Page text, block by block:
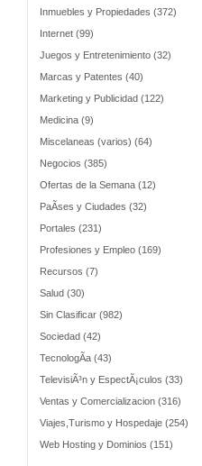
Inmuebles y Propiedades (372)
Internet (99)
Juegos y Entretenimiento (32)
Marcas y Patentes (40)
Marketing y Publicidad (122)
Medicina (9)
Miscelaneas (varios) (64)
Negocios (385)
Ofertas de la Semana (12)
PaÃ­ses y Ciudades (32)
Portales (231)
Profesiones y Empleo (169)
Recursos (7)
Salud (30)
Sin Clasificar (982)
Sociedad (42)
TecnologÃ­a (43)
TelevisiÃ³n y EspectÃ¡culos (33)
Ventas y Comercializacion (316)
Viajes,Turismo y Hospedaje (254)
Web Hosting y Dominios (151)